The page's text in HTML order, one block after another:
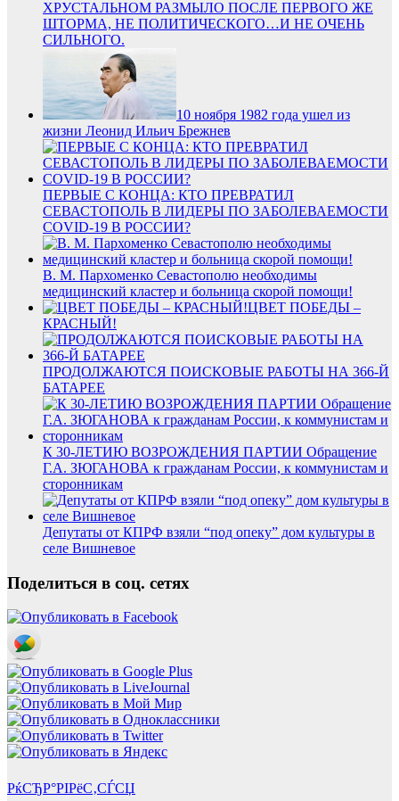
ХРУСТАЛЬНОМ РАЗМЫЛО ПОСЛЕ ПЕРВОГО ЖЕ
ШТОРМА, НЕ ПОЛИТИЧЕСКОГО…И НЕ ОЧЕНЬ
СИЛЬНОГО.
10 ноября 1982 года ушел из
жизни Леонид Ильич Брежнев
ПЕРВЫЕ С КОНЦА: КТО ПРЕВРАТИЛ
СЕВАСТОПОЛЬ В ЛИДЕРЫ ПО ЗАБОЛЕВАЕМОСТИ
COVID-19 В РОССИИ?
В. М. Пархоменко Севастополю необходимы
медицинский кластер и больница скорой помощи!
ЦВЕТ ПОБЕДЫ –
КРАСНЫЙ!
ПРОДОЛЖАЮТСЯ ПОИСКОВЫЕ РАБОТЫ НА 366-Й
БАТАРЕЕ
К 30-ЛЕТИЮ ВОЗРОЖДЕНИЯ ПАРТИИ Обращение
Г.А. ЗЮГАНОВА к гражданам России, к коммунистам и
сторонникам
Депутаты от КПРФ взяли “под опеку” дом культуры в
селе Вишневое
Поделиться в соц. сетях
РќСЂР°РІРёС‚СЃСЏ